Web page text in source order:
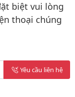
biệt vui lòng
thoại chúng
Yêu cầu liên hệ